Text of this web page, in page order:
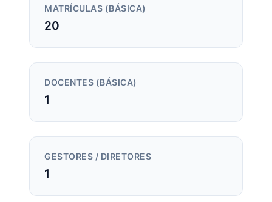
MATRÍCULAS (BÁSICA)
20
DOCENTES (BÁSICA)
1
GESTORES / DIRETORES
1